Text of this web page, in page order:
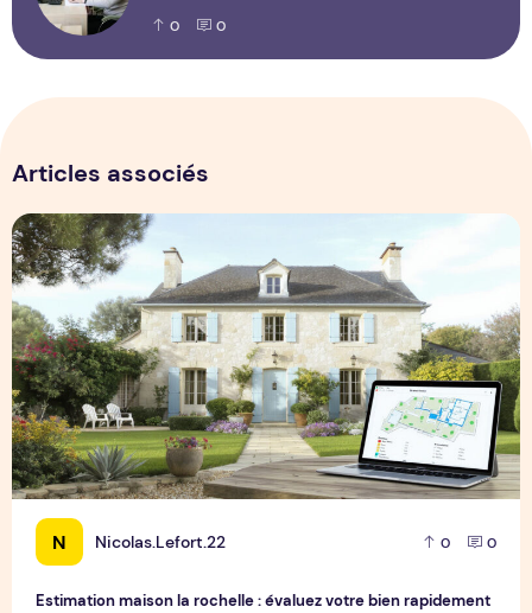
0 0
Articles associés
N Nicolas.Lefort.22 0 0
Estimation maison la rochelle : évaluez votre bien rapidement
Estimation maison la rochelle : évaluez votre bien